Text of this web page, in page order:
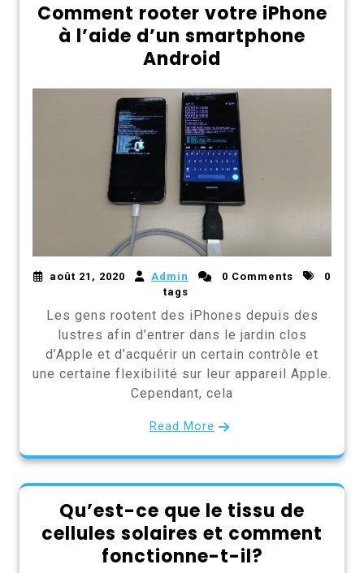
Comment rooter votre iPhone
à l’aide d’un smartphone
Android
août 21, 2020 Admin 0 Comments
0
tags
Les gens rootent des iPhones depuis des
lustres afin d’entrer dans le jardin clos
d’Apple et d’acquérir un certain contrôle et
une certaine flexibilité sur leur appareil Apple.
Cependant, cela
Read More
Qu’est-ce que le tissu de
cellules solaires et comment
fonctionne-t-il?